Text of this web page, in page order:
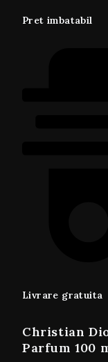
Pret imbatabil
Livrare gratuita
Christian
Parfum 100